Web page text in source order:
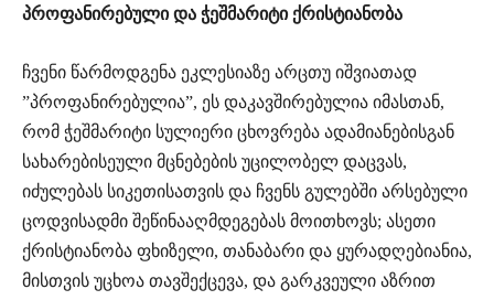
პროფანირებული და ჭეშმარიტი ქრისტიანობა
ჩვენი წარმოდგენა ეკლესიაზე არცთუ იშვიათად
”პროფანირებულია”, ეს დაკავშირებულია იმასთან,
რომ ჭეშმარიტი სულიერი ცხოვრება ადამიანებისგან
სახარებისეული მცნებების უცილობელ დაცვას,
იძულებას სიკეთისათვის და ჩვენს გულებში არსებული
ცოდვისადმი შეწინააღმდეგებას მოითხოვს; ასეთი
ქრისტიანობა ფხიზელი, თანაბარი და ყურადღებიანია,
მისთვის უცხოა თავშექცევა, და გარკვეული აზრით